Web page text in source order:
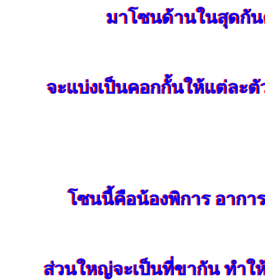
มาโซนด้านในสุดกั
จะแบ่งเป็นคอกกั้นให้แต่ละ
โซนนี้คือน้องพิการ อากา
ส่วนใหญ่จะเป็นที่ขากัน ทำใ